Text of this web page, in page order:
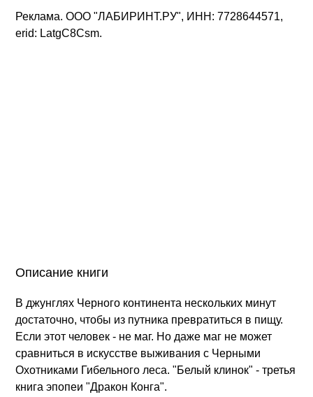
Реклама. ООО "ЛАБИРИНТ.РУ", ИНН: 7728644571,
erid: LatgC8Csm.
Описание книги
В джунглях Черного континента нескольких минут
достаточно, чтобы из путника превратиться в пищу.
Если этот человек - не маг. Но даже маг не может
сравниться в искусстве выживания с Черными
Охотниками Гибельного леса. "Белый клинок" - третья
книга эпопеи "Дракон Конга".